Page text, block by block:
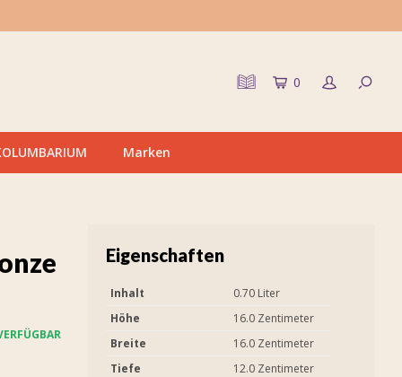
0
Marken
Eigenschaften
Inhalt
0.70 Liter
Höhe
16.0 Zentimeter
Breite
16.0 Zentimeter
Tiefe
12.0 Zentimeter